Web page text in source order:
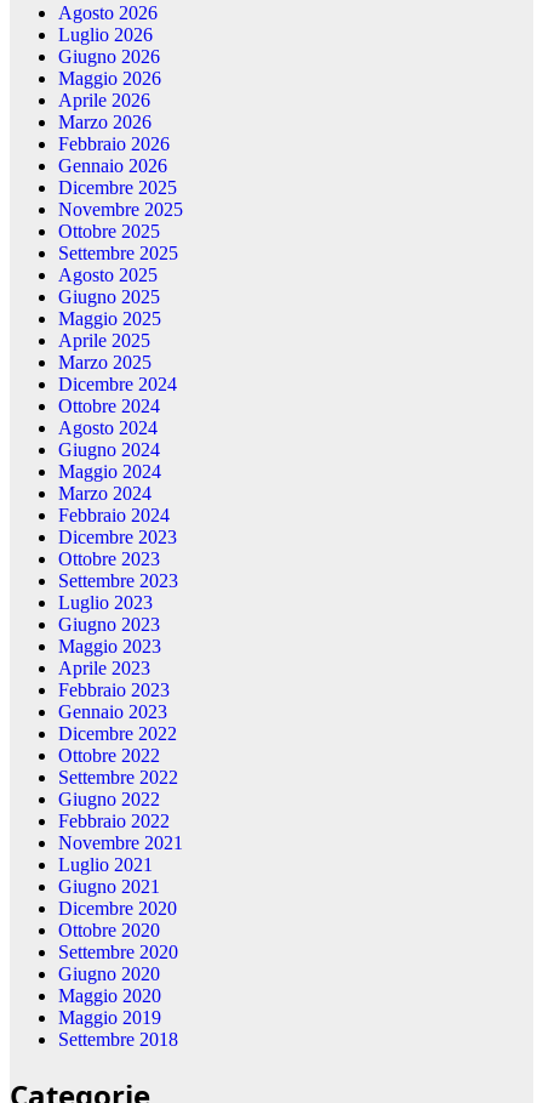
Agosto 2026
Luglio 2026
Giugno 2026
Maggio 2026
Aprile 2026
Marzo 2026
Febbraio 2026
Gennaio 2026
Dicembre 2025
Novembre 2025
Ottobre 2025
Settembre 2025
Agosto 2025
Giugno 2025
Maggio 2025
Aprile 2025
Marzo 2025
Dicembre 2024
Ottobre 2024
Agosto 2024
Giugno 2024
Maggio 2024
Marzo 2024
Febbraio 2024
Dicembre 2023
Ottobre 2023
Settembre 2023
Luglio 2023
Giugno 2023
Maggio 2023
Aprile 2023
Febbraio 2023
Gennaio 2023
Dicembre 2022
Ottobre 2022
Settembre 2022
Giugno 2022
Febbraio 2022
Novembre 2021
Luglio 2021
Giugno 2021
Dicembre 2020
Ottobre 2020
Settembre 2020
Giugno 2020
Maggio 2020
Maggio 2019
Settembre 2018
Categorie